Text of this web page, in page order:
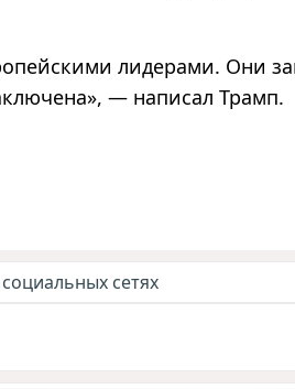
лидерами. Они
», — написал Трамп.
сетях